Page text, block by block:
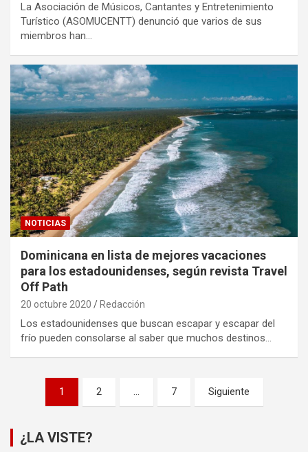
La Asociación de Músicos, Cantantes y Entretenimiento
Turístico (ASOMUCENTT) denunció que varios de sus
miembros han…
NOTICIAS
Dominicana en lista de mejores vacaciones
para los estadounidenses, según revista Travel
Off Path
20 octubre 2020 Redacción
Los estadounidenses que buscan escapar y escapar del
frío pueden consolarse al saber que muchos destinos…
Paginación
entradas
1 2 … 7 Siguiente
¿LA VISTE?